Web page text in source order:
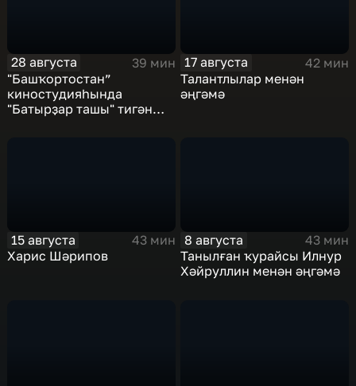
28 августа
39 мин
"Башҡортостан”
киностудияһында
"Батырҙар ташы" тигән
17 августа
42 мин
Талантлылар менән
әңгәмә
15 августа
43 мин
Харис Шәрипов
8 августа
43 мин
Танылған ҡурайсы Илнур
Хәйруллин менән әңгәмә